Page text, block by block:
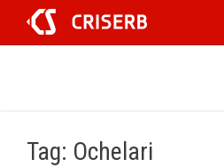
conținut
Tag: Ochelari